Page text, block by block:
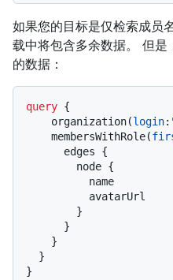
如果您的目标是仅检索成员
载中将包含多余数据。 但
的数据：
query {
    organization
(login:
    membersWithRole
(
      edges
{
        node
{
}
}
}
}
}